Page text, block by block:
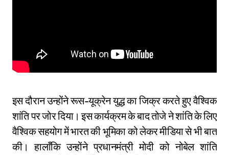
इस दौरान उन्होंने रूस-यूक्रेन युद्ध का जिक्र करते हुए वैश्विक
शांति पर जोर दिया। इस कार्यक्रम के बाद तोजे ने शांति के लिए
वैश्विक सहयोग में भारत की भूमिका को लेकर मीडिया से भी बात
की। हालाँकि उन्होंने प्रधानमंत्री मोदी को नोबेल शांति